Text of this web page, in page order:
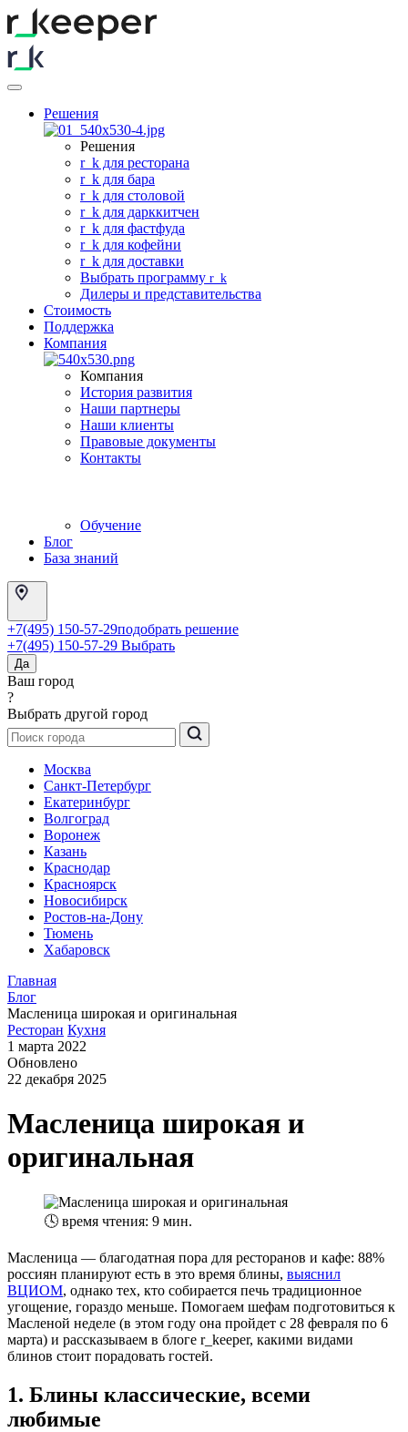
Решения
Решения
r_ k для ресторана
r_ k для бара
r_ k для столовой
r_ k для дарккитчен
r_ k для фастфуда
r_ k для кофейни
r_ k для доставки
Выбрать программу r k
Дилеры и представительства
Стоимость
Поддержка
Компания
Компания
История развития
Наши партнеры
Наши клиенты
Правовые документы
Контакты
Обучение
Блог
База знаний
+7(495) 150-57-29подобрать решение
+7(495) 150-57-29 Выбрать
Да
Ваш город
?
Выбрать другой город
Москва
Санкт-Петербург
Екатеринбург
Волгоград
Воронеж
Казань
Краснодар
Красноярск
Новосибирск
Ростов-на-Дону
Тюмень
Хабаровск
Главная
Блог
Масленица широкая и оригинальная
Ресторан Кухня
1 марта 2022
Обновлено
22 декабря 2025
Масленица широкая и
оригинальная
🕓 время чтения: 9 мин.
Масленица — благодатная пора для ресторанов и кафе: 88%
россиян планируют есть в это время блины, выяснил
ВЦИОМ, однако тех, кто собирается печь традиционное
угощение, гораздо меньше. Помогаем шефам подготовиться к
Масленой неделе (в этом году она пройдет с 28 февраля по 6
марта) и рассказываем в блоге r_keeper, какими видами
блинов стоит порадовать гостей.
1. Блины классические, всеми
любимые